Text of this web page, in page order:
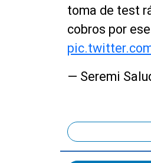
toma de test
cobros por
— Seremi